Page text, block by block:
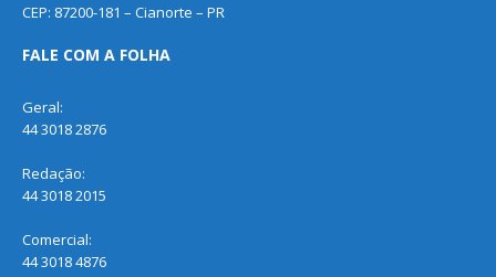
CEP: 87200-181 – Cianorte – PR
FALE COM A FOLHA
Geral:
44 3018 2876
Redação:
44 3018 2015
Comercial:
44 3018 4876